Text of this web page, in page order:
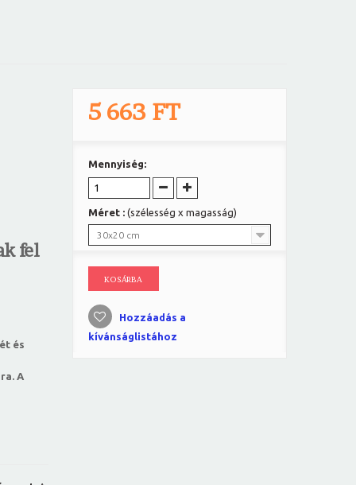
fel
és
A
5 663 FT
Mennyiség:
Méret : (szélesség x magasság)
30x20 cm
KOSÁRBA
Hozzáadás a
kívánságlistához